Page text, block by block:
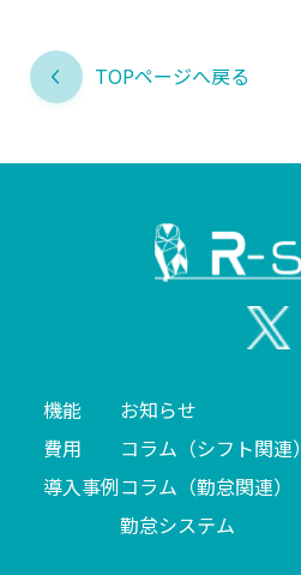
TOPページへ戻る
機能
費用
導入事例
お知らせ
コラム（シフト関連）
コラム（勤怠関連）
勤怠システム